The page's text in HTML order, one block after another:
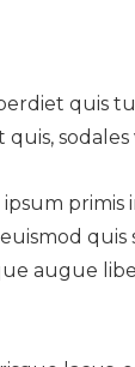
quis
sodales
primis
quis
augue